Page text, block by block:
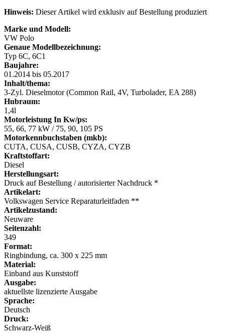
Hinweis: Dieser Artikel wird exklusiv auf Bestellung produziert
Marke und Modell:
VW Polo
Genaue Modellbezeichnung:
Typ 6C, 6C1
Baujahre:
01.2014 bis 05.2017
Inhalt/thema:
3-Zyl. Dieselmotor (Common Rail, 4V, Turbolader, EA 288)
Hubraum:
1,4l
Motorleistung In Kw/ps:
55, 66, 77 kW / 75, 90, 105 PS
Motorkennbuchstaben (mkb):
CUTA, CUSA, CUSB, CYZA, CYZB
Kraftstoffart:
Diesel
Herstellungsart:
Druck auf Bestellung / autorisierter Nachdruck *
Artikelart:
Volkswagen Service Reparaturleitfaden **
Artikelzustand:
Neuware
Seitenzahl:
349
Format:
Ringbindung, ca. 300 x 225 mm
Material:
Einband aus Kunststoff
Ausgabe:
aktuellste lizenzierte Ausgabe
Sprache:
Deutsch
Druck:
Schwarz-Weiß